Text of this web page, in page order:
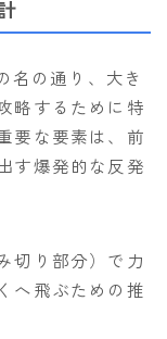
名の通り、大き
略するために特
要な要素は、前
す爆発的な反発
切り部分）で力
へ飛ぶための推